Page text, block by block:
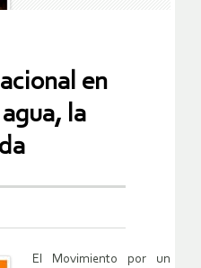
en
la
El Movimiento por un